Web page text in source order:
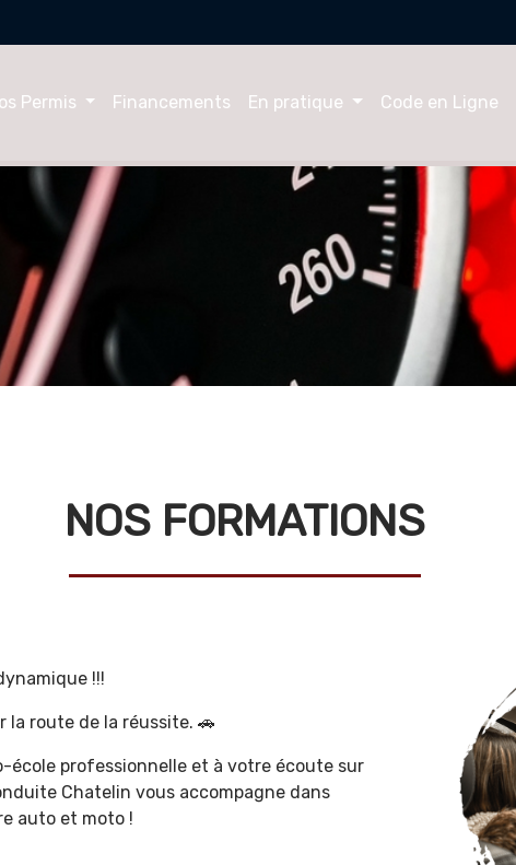
Permis Financements En pratique Code en Ligne
NOS FORMATIONS
!!!
route de la réussite. 🚗
école professionnelle et à votre écoute sur
Chatelin vous accompagne dans
auto et moto !